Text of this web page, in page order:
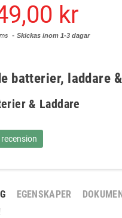
kr
Skickas inom 1-3 dagar
batterier, laddare
& Laddare
EGENSKAPER